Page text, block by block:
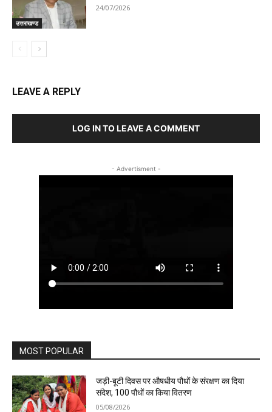
उत्तराखण्ड
24/07/2026
LEAVE A REPLY
LOG IN TO LEAVE A COMMENT
- Advertisment -
MOST POPULAR
जड़ी-बूटी दिवस पर औषधीय पौधों के संरक्षण का दिया
संदेश, 100 पौधों का किया वितरण
05/08/2026